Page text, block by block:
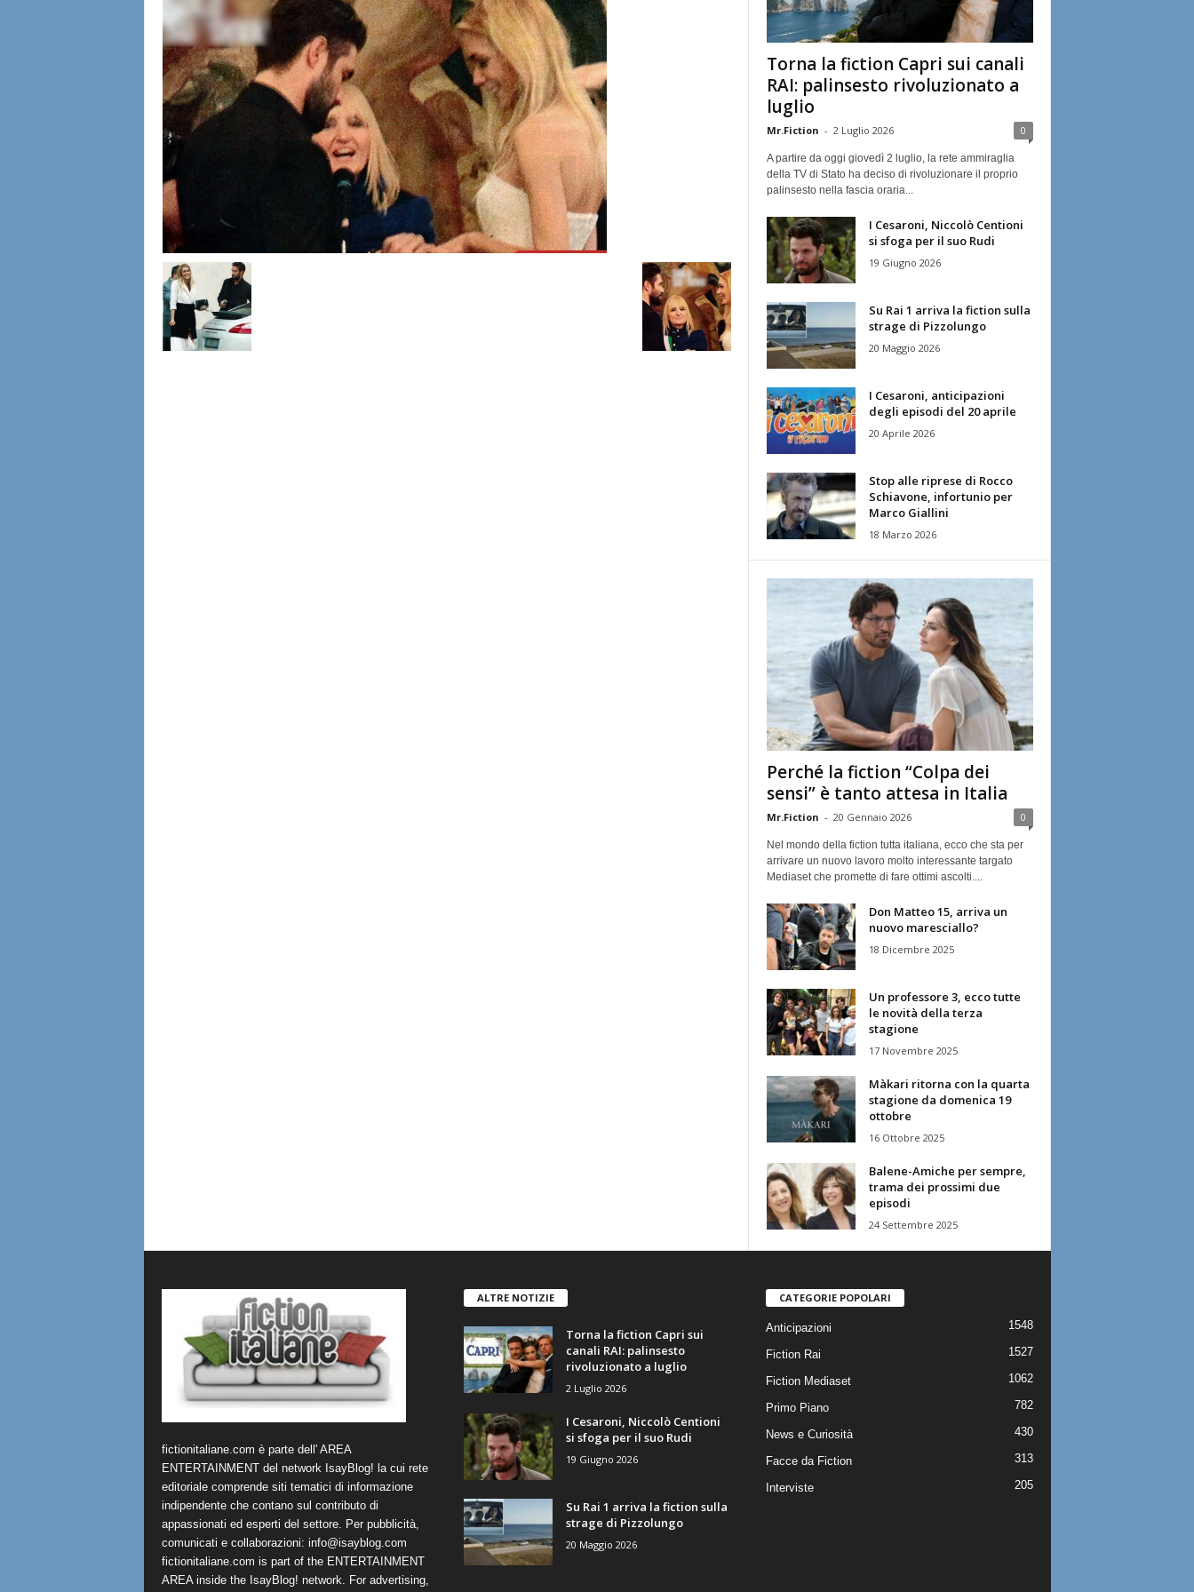
i
a
Torna la fiction Capri sui canali
RAI: palinsesto rivoluzionato a
luglio
Mr.Fiction - 2 Luglio 2026 0
A partire da oggi giovedì 2 luglio, la rete ammiraglia
della TV di Stato ha deciso di rivoluzionare il proprio
palinsesto nella fascia oraria...
I Cesaroni, Niccolò Centioni
si sfoga per il suo Rudi
19 Giugno 2026
Su Rai 1 arriva la fiction sulla
strage di Pizzolungo
20 Maggio 2026
I Cesaroni, anticipazioni
degli episodi del 20 aprile
20 Aprile 2026
Stop alle riprese di Rocco
Schiavone, infortunio per
Marco Giallini
18 Marzo 2026
Perché la fiction “Colpa dei
sensi” è tanto attesa in Italia
Mr.Fiction - 20 Gennaio 2026 0
Nel mondo della fiction tutta italiana, ecco che sta per
arrivare un nuovo lavoro molto interessante targato
Mediaset che promette di fare ottimi ascolti....
Don Matteo 15, arriva un
nuovo maresciallo?
18 Dicembre 2025
Un professore 3, ecco tutte
le novità della terza
stagione
17 Novembre 2025
Màkari ritorna con la quarta
stagione da domenica 19
ottobre
16 Ottobre 2025
Balene-Amiche per sempre,
trama dei prossimi due
episodi
24 Settembre 2025
fictionitaliane.com è parte dell' AREA
ENTERTAINMENT del network IsayBlog! la cui rete
editoriale comprende siti tematici di informazione
indipendente che contano sul contributo di
appassionati ed esperti del settore. Per pubblicità,
comunicati e collaborazioni: info@isayblog.com
fictionitaliane.com is part of the ENTERTAINMENT
AREA inside the IsayBlog! network. For advertising,
ALTRE NOTIZIE
Torna la fiction Capri sui
canali RAI: palinsesto
rivoluzionato a luglio
2 Luglio 2026
I Cesaroni, Niccolò Centioni
si sfoga per il suo Rudi
19 Giugno 2026
Su Rai 1 arriva la fiction sulla
strage di Pizzolungo
20 Maggio 2026
CATEGORIE POPOLARI
Anticipazioni 1548
Fiction Rai 1527
Fiction Mediaset 1062
Primo Piano 782
News e Curiosità 430
Facce da Fiction 313
Interviste 205